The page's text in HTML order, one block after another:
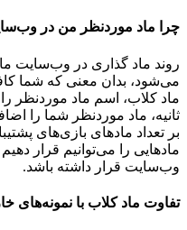
چرا ماد موردنظر من در
روند ماد گذاری در وب‌سایت
می‌شود، بدان معنی که شما
ماد کلاب، اسم ماد موردنظر
ثانیه، ماد موردنظر شما را
بر تعداد مادهای بازی‌های
مادهایی را می‌توانیم قرار
وب‌سایت قرار داشته باشد.
تفاوت ماد کلاب با